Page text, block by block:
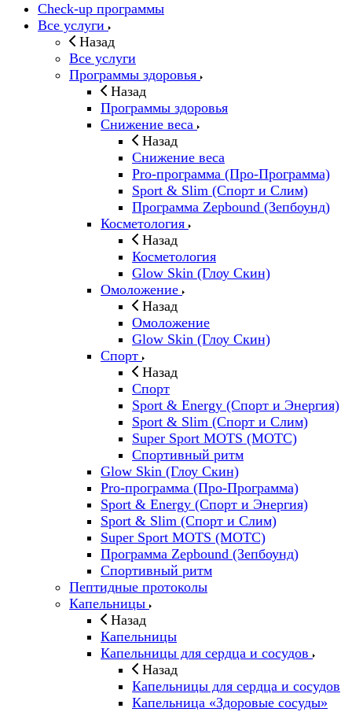
Check-up программы
Все услуги
Назад
Все услуги
Программы здоровья
Назад
Программы здоровья
Снижение веса
Назад
Снижение веса
Pro-программа (Про-Программа)
Sport & Slim (Спорт и Слим)
Программа Zepbound (Зепбоунд)
Косметология
Назад
Косметология
Glow Skin (Глоу Скин)
Омоложение
Назад
Омоложение
Glow Skin (Глоу Скин)
Спорт
Назад
Спорт
Sport & Energy (Спорт и Энергия)
Sport & Slim (Спорт и Слим)
Super Sport MOTS (МОТС)
Спортивный ритм
Glow Skin (Глоу Скин)
Pro-программа (Про-Программа)
Sport & Energy (Спорт и Энергия)
Sport & Slim (Спорт и Слим)
Super Sport MOTS (МОТС)
Программа Zepbound (Зепбоунд)
Спортивный ритм
Пептидные протоколы
Капельницы
Назад
Капельницы
Капельницы для сердца и сосудов
Назад
Капельницы для сердца и сосудов
Капельница «Здоровые сосуды»